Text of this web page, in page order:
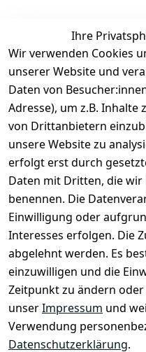
EU-Verantwortliche
Ihre
Wir verwenden Cookies
unserer Website und
Daten von
Adresse), um z.B. Inhalte
von Drittanbietern
unsere Website zu
erfolgt erst durch
Daten mit Dritten, die wir
benennen. Die
Einwilligung oder
Interesses erfolgen. Die
abgelehnt werden. Es
einzuwilligen und die
Zeitpunkt zu ändern
unserImpressum und
Verwendung
Datenschutzerklärung.
Rechtliches
AGB
Impressum
Datenschutze
rklärung
Widerrufsrec
Zahlung &
Services
Kontakt
lar
Über uns